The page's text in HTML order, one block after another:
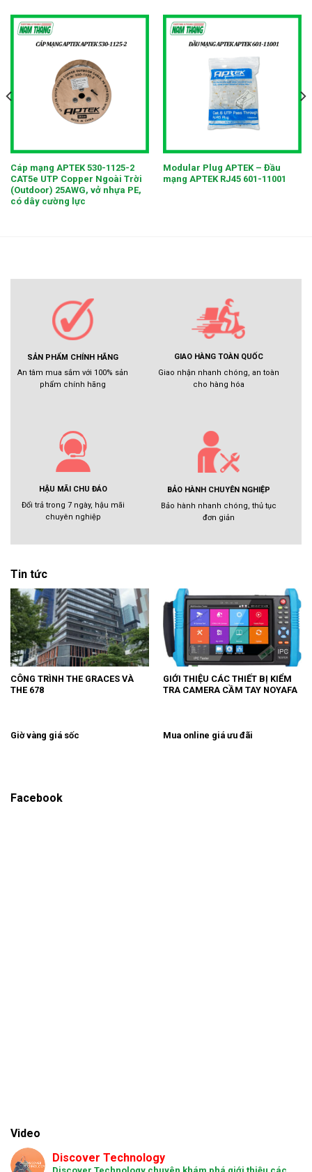
Cáp mạng APTEK 530-1125-2
CAT5e UTP Copper Ngoài Trời
(Outdoor) 25AWG, vở nhựa PE,
có dây cường lực
Modular Plug APTEK – Đầu
mạng APTEK RJ45 601-11001
SẢN PHẨM CHÍNH HÃNG
An tâm mua sắm với 100% sản
phẩm chính hãng
GIAO HÀNG TOÀN QUỐC
Giao nhận nhanh chóng, an toàn
cho hàng hóa
HẬU MÃI CHU ĐÁO
Đổi trả trong 7 ngày, hậu mãi
chuyên nghiệp
BẢO HÀNH CHUYÊN NGHIỆP
Bảo hành nhanh chóng, thủ tục
đơn giản
Tin tức
CÔNG TRÌNH THE GRACES VÀ
THE 678
GIỚI THIỆU CÁC THIẾT BỊ KIỂM
TRA CAMERA CẦM TAY NOYAFA
Giờ vàng giá sốc Mua online giá ưu đãi
Facebook
Video
Discover Technology